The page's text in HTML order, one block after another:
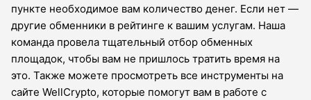
пункте необходимое вам количество денег. Если нет —
другие обменники в рейтинге к вашим услугам. Наша
команда провела тщательный отбор обменных
площадок, чтобы вам не пришлось тратить время на
это. Также можете просмотреть все инструменты на
сайте WellCrypto, которые помогут вам в работе с